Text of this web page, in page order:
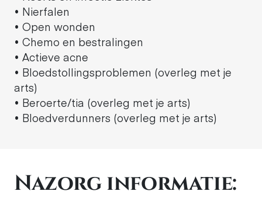
• Nierfalen
• Open wonden
• Chemo en bestralingen
• Actieve acne
• Bloedstollingsproblemen (overleg met je
arts)
• Beroerte/tia (overleg met je arts)
• Bloedverdunners (overleg met je arts)
Nazorg informatie: